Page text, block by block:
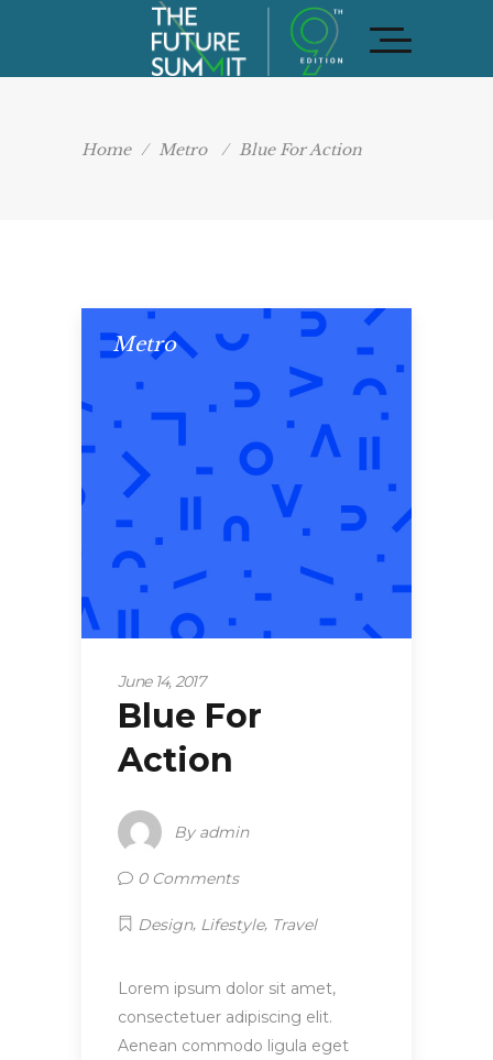
Home / Metro / Blue For Action
Metro
June 14, 2017
Blue For
Action
By admin
0 Comments
Design, Lifestyle, Travel
Lorem ipsum dolor sit amet,
consectetuer adipiscing elit.
Aenean commodo ligula eget